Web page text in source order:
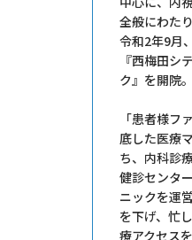
全般にわた
令和2年9月
『西梅田シ
ク』を開院。
「患者様フ
底した医療
ち、内科診
健診センタ
ニックを運
を下げ、忙
療アクセス